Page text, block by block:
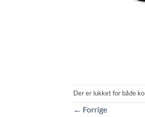
Der er lukket for både
← Forrige